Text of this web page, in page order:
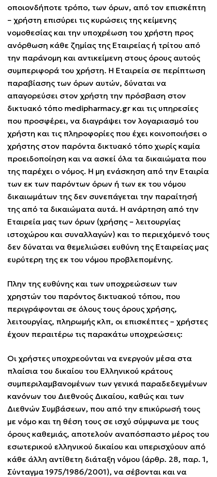
οποιονδήποτε τρόπο, των όρων, από τον επισκέπτη
– χρήστη επισύρει τις κυρώσεις της κείμενης
νομοθεσίας και την υποχρέωση του χρήστη προς
ανόρθωση κάθε ζημίας της Εταιρείας ή τρίτου από
την παράνομη και αντικείμενη στους όρους αυτούς
συμπεριφορά του χρήστη. Η Εταιρεία σε περίπτωση
παραβίασης των όρων αυτών, δύναται να
απαγορεύσει στον χρήστη την πρόσβαση στον
δικτυακό τόπο medipharmacy.gr και τις υπηρεσίες
που προσφέρει, να διαγράψει τον λογαριασμό του
χρήστη και τις πληροφορίες που έχει κοινοποιήσει ο
χρήστης στον παρόντα δικτυακό τόπο χωρίς καμία
προειδοποίηση και να ασκεί όλα τα δικαιώματα που
της παρέχει ο νόμος. Η μη ενάσκηση από την Εταιρία
των εκ των παρόντων όρων ή των εκ του νόμου
δικαιωμάτων της δεν συνεπάγεται την παραίτησή
της από τα δικαιώματα αυτά. Η ανάρτηση από την
Εταιρεία μας των όρων (χρήσης – λειτουργίας
ιστοχώρου και συναλλαγών) και το περιεχόμενό τους
δεν δύναται να θεμελιώσει ευθύνη της Εταιρείας μας
ευρύτερη της εκ του νόμου προβλεπομένης.
Πλην της ευθύνης και των υποχρεώσεων των
χρηστών του παρόντος δικτυακού τόπου, που
περιγράφονται σε όλους τους όρους χρήσης,
λειτουργίας, πληρωμής κλπ, οι επισκέπτες – χρήστες
έχουν περαιτέρω τις παρακάτω υποχρεώσεις:
Οι χρήστες υποχρεούνται να ενεργούν μέσα στα
πλαίσια του δικαίου του Ελληνικού κράτους
συμπεριλαμβανομένων των γενικά παραδεδεγμένων
κανόνων του Διεθνούς Δικαίου, καθώς και των
Διεθνών Συμβάσεων, που από την επικύρωσή τους
με νόμο και τη θέση τους σε ισχύ σύμφωνα με τους
όρους καθεμιάς, αποτελούν αναπόσπαστο μέρος του
εσωτερικού ελληνικού δικαίου και υπερισχύουν από
κάθε άλλη αντίθετη διάταξη νόμου (άρθρ. 28, παρ. 1,
Σύνταγμα 1975/1986/2001), να σέβονται και να